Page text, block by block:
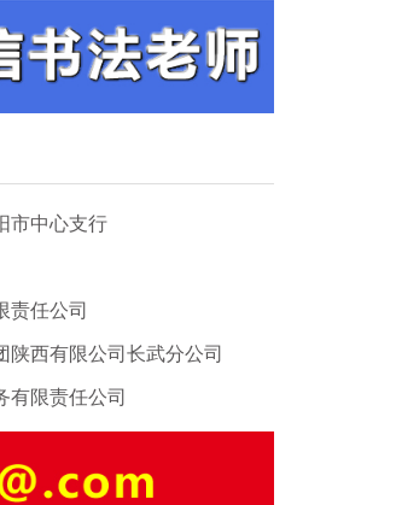
市中心支行
责任公司
陕西有限公司长武分公司
有限责任公司